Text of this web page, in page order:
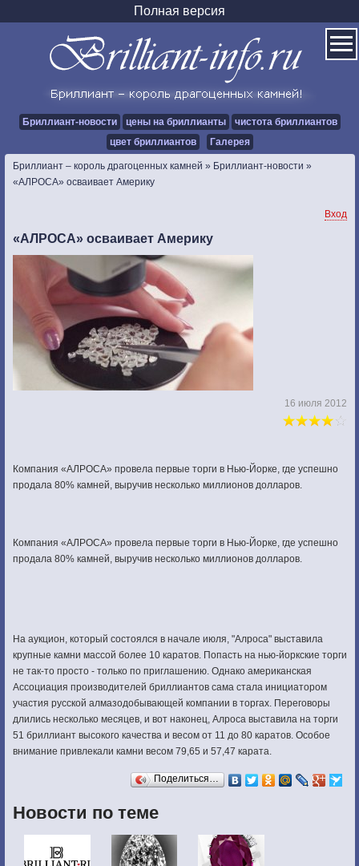
Полная версия
Бриллиант-новости цены на бриллианты
чистота бриллиантов
цвет бриллиантов
Галерея
Бриллиант – король драгоценных камней » Бриллиант-новости »
«АЛРОСА» осваивает Америку
Вход
«АЛРОСА» осваивает Америку
16 июля 2012
Компания «АЛРОСА» провела первые торги в Нью-Йорке, где успешно
продала 80% камней, выручив несколько миллионов долларов.
Компания «АЛРОСА» провела первые торги в Нью-Йорке, где успешно
продала 80% камней, выручив несколько миллионов долларов.
На аукцион, который состоялся в начале июля, "Алроса" выставила
крупные камни массой более 10 каратов. Попасть на нью-йоркские торги
не так-то просто - только по приглашению. Однако американская
Ассоциация производителей бриллиантов сама стала инициатором
участия русской алмазодобывающей компании в торгах. Переговоры
длились несколько месяцев, и вот наконец, Алроса выставила на торги
51 бриллиант высокого качества и весом от 11 до 80 каратов. Особое
внимание привлекали камни весом 79,65 и 57,47 карата.
Поделиться…
Новости по теме